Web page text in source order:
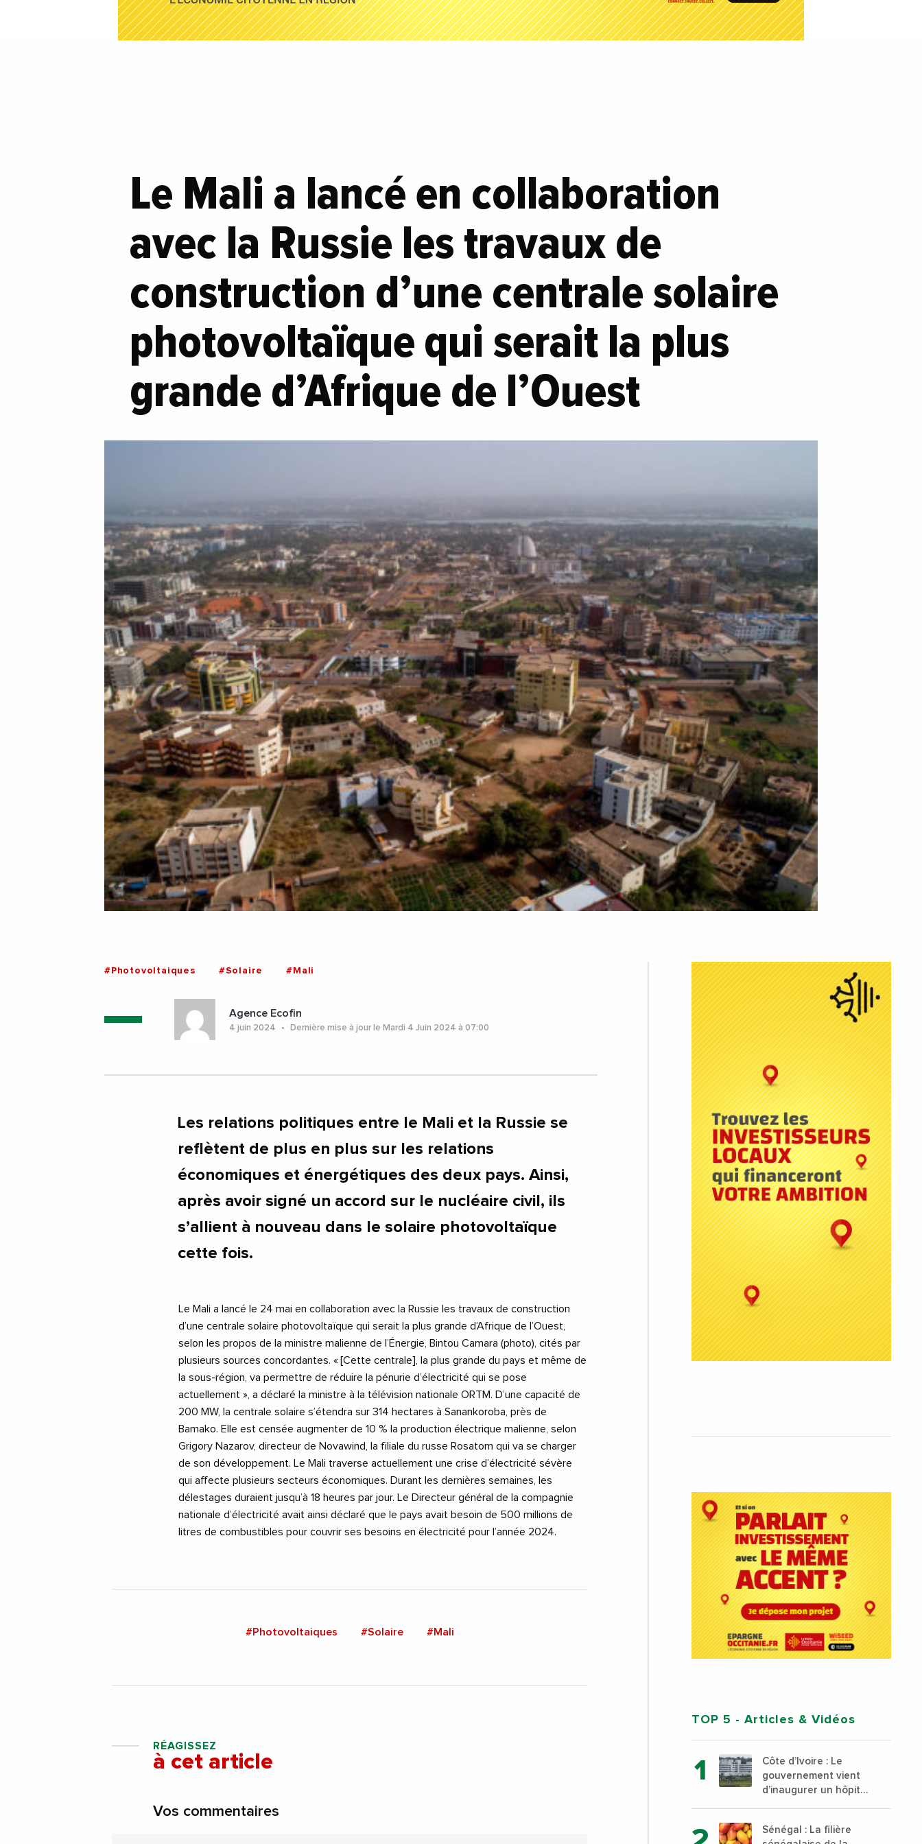
Le Mali a lancé en collaboration
avec la Russie les travaux de
construction d’une centrale solaire
photovoltaïque qui serait la plus
grande d’Afrique de l’Ouest
#Photovoltaiques #Solaire #Mali
Agence Ecofin
4 juin 2024 Dernière mise à jour le Mardi 4 Juin 2024 à 07:00
Les relations politiques entre le Mali et la Russie se
reflètent de plus en plus sur les relations
économiques et énergétiques des deux pays. Ainsi,
après avoir signé un accord sur le nucléaire civil, ils
s’allient à nouveau dans le solaire photovoltaïque
cette fois.
Le Mali a lancé le 24 mai en collaboration avec la Russie les travaux de construction
d’une centrale solaire photovoltaïque qui serait la plus grande d’Afrique de l’Ouest,
selon les propos de la ministre malienne de l’Énergie, Bintou Camara (photo), cités par
plusieurs sources concordantes. « [Cette centrale], la plus grande du pays et même de
la sous-région, va permettre de réduire la pénurie d’électricité qui se pose
actuellement », a déclaré la ministre à la télévision nationale ORTM. D’une capacité de
200 MW, la centrale solaire s’étendra sur 314 hectares à Sanankoroba, près de
Bamako. Elle est censée augmenter de 10 % la production électrique malienne, selon
Grigory Nazarov, directeur de Novawind, la filiale du russe Rosatom qui va se charger
de son développement. Le Mali traverse actuellement une crise d’électricité sévère
qui affecte plusieurs secteurs économiques. Durant les dernières semaines, les
délestages duraient jusqu’à 18 heures par jour. Le Directeur général de la compagnie
nationale d’électricité avait ainsi déclaré que le pays avait besoin de 500 millions de
litres de combustibles pour couvrir ses besoins en électricité pour l’année 2024.
#Photovoltaiques #Solaire #Mali
RÉAGISSEZ
à cet article
Vos commentaires
TOP 5 - Articles & Vidéos
Côte d’Ivoire : Le
gouvernement vient
d’inaugurer un hôpital
au sud du pays
Sénégal : La filière